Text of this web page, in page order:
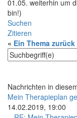
01.05. weiterhin um
bin!)
Suchen
Zitieren
« Ein Thema zurück
Nachrichten in
Mein Therapieplan
14.02.2019, 19:00